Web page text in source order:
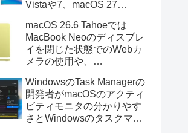
Vistaや7、macOS 27
トーラの作成に対応。
macOS 26.6 Tahoeでは
MacBook Neoのディスプレ
イを閉じた状態でのWebカ
メラの使用や、
利用しMacBook Neoを復元
する際の安定性が向上。
WindowsのTask Managerの
開発者がmacOSのアクティ
ビティモニタの分かりやす
さとWindowsのタスクマネ